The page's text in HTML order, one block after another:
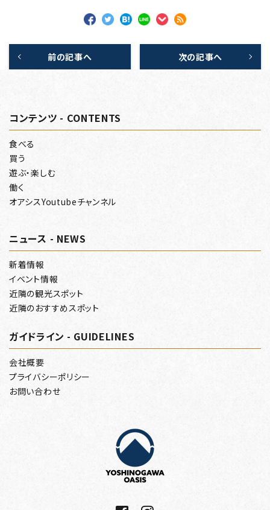
前の記事へ 次の記事へ
コンテンツ - CONTENTS
食べる
買う
遊ぶ・楽しむ
働く
オアシスYoutubeチャンネル
ニュース - NEWS
新着情報
イベント情報
近隣の観光スポット
近隣のおすすめスポット
ガイドライン - GUIDELINES
会社概要
プライバシーポリシー
お問い合わせ